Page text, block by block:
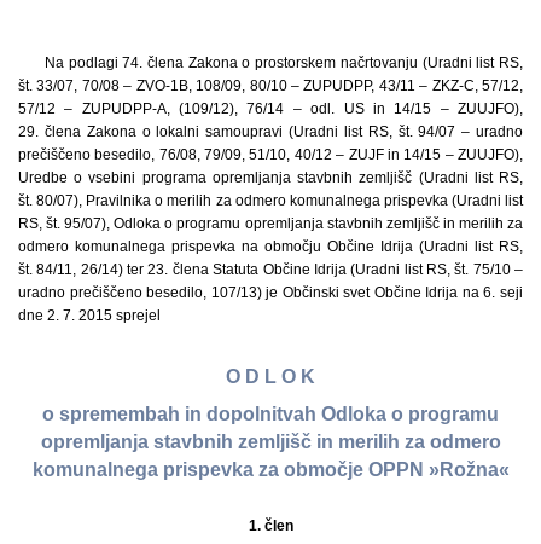
Na podlagi 74. člena Zakona o prostorskem načrtovanju (Uradni list RS,
št. 33/07, 70/08 – ZVO-1B, 108/09, 80/10 – ZUPUDPP, 43/11 – ZKZ-C, 57/12,
57/12 – ZUPUDPP-A, (109/12), 76/14 – odl. US in 14/15 – ZUUJFO),
29. člena Zakona o lokalni samoupravi (Uradni list RS, št. 94/07 – uradno
prečiščeno besedilo, 76/08, 79/09, 51/10, 40/12 – ZUJF in 14/15 – ZUUJFO),
Uredbe o vsebini programa opremljanja stavbnih zemljišč (Uradni list RS,
št. 80/07), Pravilnika o merilih za odmero komunalnega prispevka (Uradni list
RS, št. 95/07), Odloka o programu opremljanja stavbnih zemljišč in merilih za
odmero komunalnega prispevka na območju Občine Idrija (Uradni list RS,
št. 84/11, 26/14) ter 23. člena Statuta Občine Idrija (Uradni list RS, št. 75/10 –
uradno prečiščeno besedilo, 107/13) je Občinski svet Občine Idrija na 6. seji
dne 2. 7. 2015 sprejel
O D L O K
o spremembah in dopolnitvah Odloka o programu
opremljanja stavbnih zemljišč in merilih za odmero
komunalnega prispevka za območje OPPN »Rožna«
1. člen